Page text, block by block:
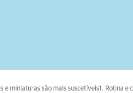
miniaturas são mais suscetíveis1. Rotina e